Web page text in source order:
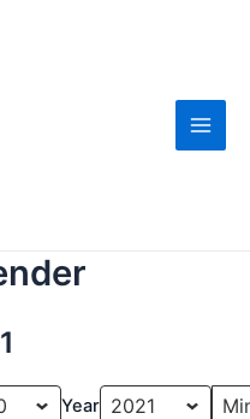
Main
Year